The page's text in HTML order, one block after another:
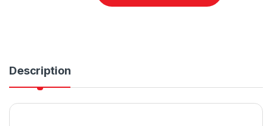
Description